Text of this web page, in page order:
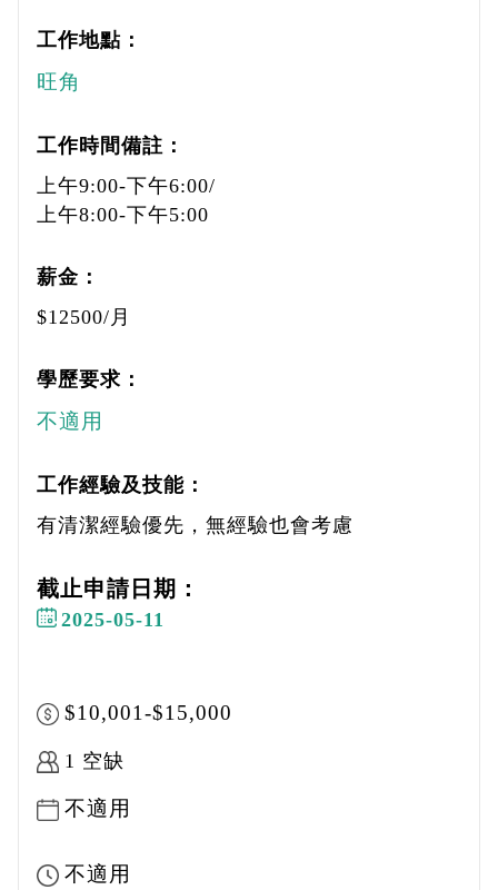
工作地點：
旺角
工作時間備註：
上午9:00-下午6:00/
上午8:00-下午5:00
薪金：
$12500/月
學歷要求：
不適用
工作經驗及技能：
有清潔經驗優先，無經驗也會考慮
截止申請日期：
2025-05-11
$10,001-$15,000
1 空缺
不適用
不適用